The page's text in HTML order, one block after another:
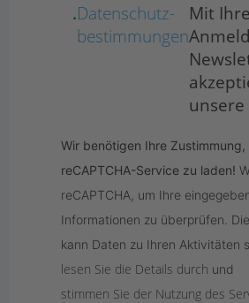
Mit
unsere
Datenschutz­
bestimmungen
.
Wir benötigen Ihre Zustimmung,
reCAPTCHA-Service zu laden!
reCAPTCHA, um Ihre
Informationen zu überprüfen.
kann Daten zu Ihren Aktivitäten
lesen Sie die Details durch und
stimmen Sie der Nutzung des